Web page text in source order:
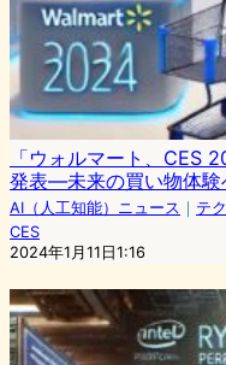
「ウォルマート、CES
発表―未来の買い物体験
AI（人工知能）ニュース ｜ テ
CES
2024年1月11日1:16